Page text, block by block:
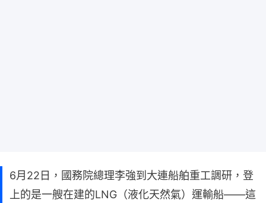
6月22日，國務院總理李強到大連船舶重工調研，登
上的是一艘在建的LNG（液化天然氣）運輸船——這